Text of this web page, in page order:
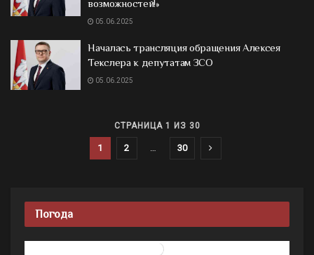
возможностей!»
05.06.2025
Началась трансляция обращения Алексея
Текслера к депутатам ЗСО
05.06.2025
СТРАНИЦА 1 ИЗ 30
1 2 … 30
Погода